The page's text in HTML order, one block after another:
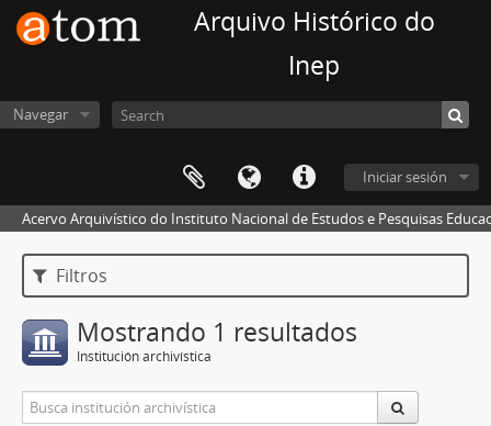
Arquivo Histórico do
Inep
Navegar
Iniciar sesión
Acervo Arquivístico do Instituto Nacional de Estudos e Pesquisas
Filtros
Mostrando 1 resultados
Institución archivística